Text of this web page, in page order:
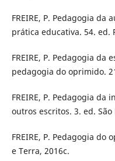
FREIRE, P. Pedagogia da
prática educativa. 54. ed.
FREIRE, P. Pedagogia da
pedagogia do oprimido.
FREIRE, P. Pedagogia
outros escritos. 3. ed. São
FREIRE, P. Pedagogia do
e Terra, 2016c.